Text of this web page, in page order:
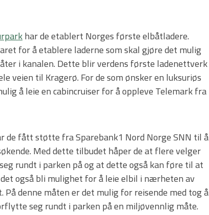
har de etablert Norges første elbåtladere.
for å etablere laderne som skal gjøre det mulig
i kanalen. Dette blir verdens første ladenettverk
veien til Kragerø. For de som ønsker en luksuriøs
å leie en cabincruiser for å oppleve Telemark fra
de fått støtte fra Sparebank1 Nord Norge SNN til å
Med dette tilbudet håper de at flere velger
rundt i parken på og at dette også kan føre til at
også bli mulighet for å leie elbil i nærheten av
denne måten er det mulig for reisende med tog å
seg rundt i parken på en miljøvennlig måte.